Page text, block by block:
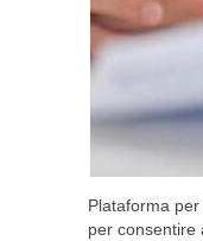
Plataforma
per consentire